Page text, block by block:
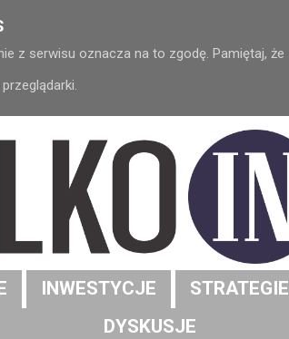
z serwisu oznacza na to zgodę. Pamiętaj, że
INWESTYCJE STRATEGIE
DYSKUSJE